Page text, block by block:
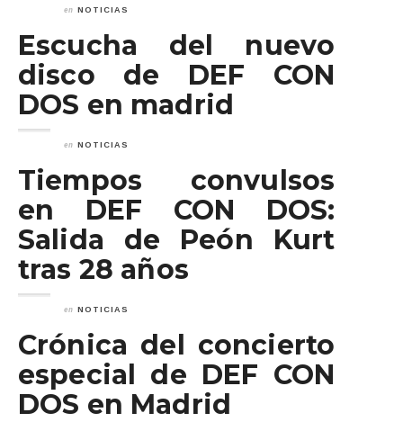
en NOTICIAS
Escucha del nuevo
disco de DEF CON
DOS en madrid
en NOTICIAS
Tiempos convulsos
en DEF CON DOS:
Salida de Peón Kurt
tras 28 años
en NOTICIAS
Crónica del concierto
especial de DEF CON
DOS en Madrid